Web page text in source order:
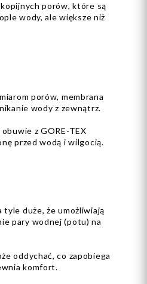
porów, które są
wody, ale większe niż
porów, membrana
wody z zewnątrz.
z GORE-TEX
przed wodą i wilgocią.
tyle duże, że umożliwiają
pary wodnej (potu) na
oddychać, co zapobiega
komfort.